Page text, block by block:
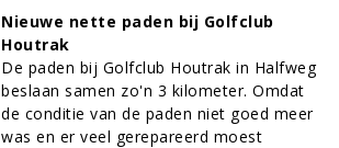
Nieuwe nette paden bij Golfclub
Houtrak
De paden bij Golfclub Houtrak in Halfweg
beslaan samen zo'n 3 kilometer. Omdat
de conditie van de paden niet goed meer
was en er veel gerepareerd moest